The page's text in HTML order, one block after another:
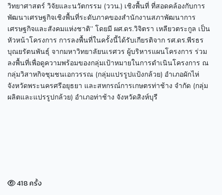
วิทยาศาสตร์ วิจัยและนวัตกรรม (ววน.) เชิงพื้นที่ ที่สอดคล้องกับการ
พัฒนาเศรษฐกิจเชิงพื้นที่ระดับภาคของสำนักงานสภาพัฒนาการ
เศรษฐกิจและสังคมแห่งชาติ” โดยมี ผศ.ดร.วิจิตรา เหลียวตระกูล เป็น
หัวหน้าโครงการ การลงพื้นที่ในครั้งนี้ได้รับเกียรติจาก รศ.ดร.พีรธร
บุณยรัตนพันธุ์ จากมหาวิทยาลัยนเรศวร ผู้บริหารแผนโครงการ ร่วม
ลงพื้นที่เพื่อดูความพร้อมของกลุ่มเป้าหมายในการดำเนินโครงการ ณ
กลุ่มวิสาหกิจชุมชนเอกวรรณ (กลุ่มแปรรูปแป้งกล้วย) อำเภอผักไห่
จังหวัดพระนครศรีอยุธยา และสหกรณ์การเกษตรท่าช้าง จำกัด (กลุ่ม
ผลิตและแปรรูปกล้วย) อำเภอท่าช้าง จังหวัดสิงห์บุรี
418 ครั้ง